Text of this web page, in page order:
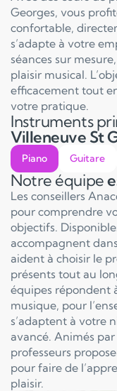
Georges, vous
confortable,
s’adapte à votre
séances sur
plaisir musical.
efficacement tout
votre pratique.
Instruments
Villeneuve St
Piano Guitare
Notre équipe
Les conseillers
pour comprendre
objectifs.
accompagnent
aident à choisir le
présents tout au
équipes répondent
musique, pour
s’adaptent à votre
avancé. Animés
professeurs
pour faire de
plaisir.